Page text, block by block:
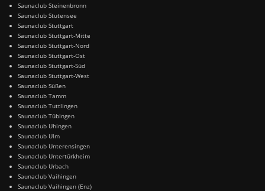
Saunaclub Steinenbronn
Saunaclub Stutensee
Saunaclub Stuttgart
Saunaclub Stuttgart-Mitte
Saunaclub Stuttgart-Nord
Saunaclub Stuttgart-Ost
Saunaclub Stuttgart-Süd
Saunaclub Stuttgart-West
Saunaclub Süßen
Saunaclub Tamm
Saunaclub Tuttlingen
Saunaclub Tübingen
Saunaclub Uhingen
Saunaclub Ulm
Saunaclub Unterensingen
Saunaclub Untertürkheim
Saunaclub Urbach
Saunaclub Vaihingen
Saunaclub Vaihingen (Enz)